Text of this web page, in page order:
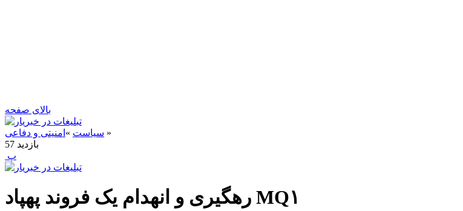
بالای صفحه
سیاست » امنیتی و دفاعی
»
57 بازدید
‍ پ
رهگیری و انهدام یک فروند پهپاد MQ۱